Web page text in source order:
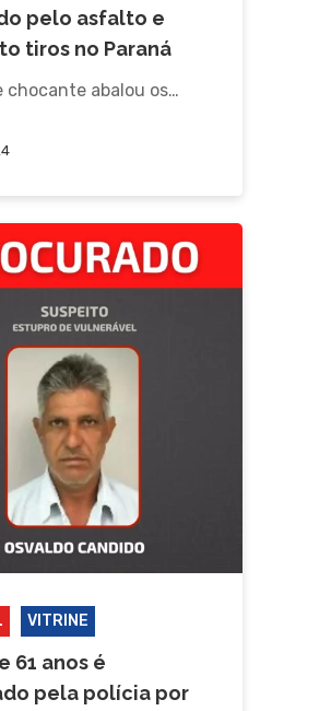
pelo asfalto e
tiros no Paraná
chocante abalou os…
VITRINE
61 anos é
pela polícia por